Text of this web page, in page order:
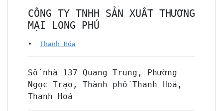
CÔNG TY TNHH SẢN XUẤT THƯƠNG
MẠI LONG PHÚ
• Thanh Hóa
Số nhà 137 Quang Trung, Phường
Ngọc Trạo, Thành phố Thanh Hoá,
Thanh Hoá